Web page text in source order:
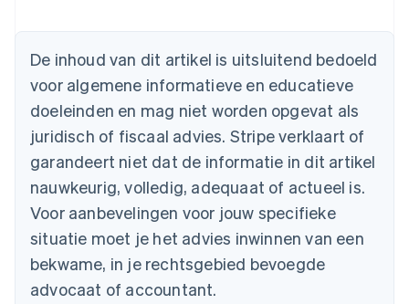
De inhoud van dit artikel is uitsluitend bedoeld
voor algemene informatieve en educatieve
doeleinden en mag niet worden opgevat als
juridisch of fiscaal advies. Stripe verklaart of
garandeert niet dat de informatie in dit artikel
nauwkeurig, volledig, adequaat of actueel is.
Voor aanbevelingen voor jouw specifieke
situatie moet je het advies inwinnen van een
bekwame, in je rechtsgebied bevoegde
advocaat of accountant.
Australië
English
België
NederlandsFrançaisDeutschEnglish
Brazilië
Bulgarije
English
Canada
EnglishFrançais
Cyprus
English
English
Duitsland